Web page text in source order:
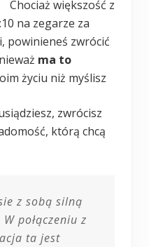
Chociaż większość z
na zegarze za
powinieneś zwrócić
ma to
życiu niż myślisz
zwrócisz
którą chcą
z sobą silną
połączeniu z
ta jest